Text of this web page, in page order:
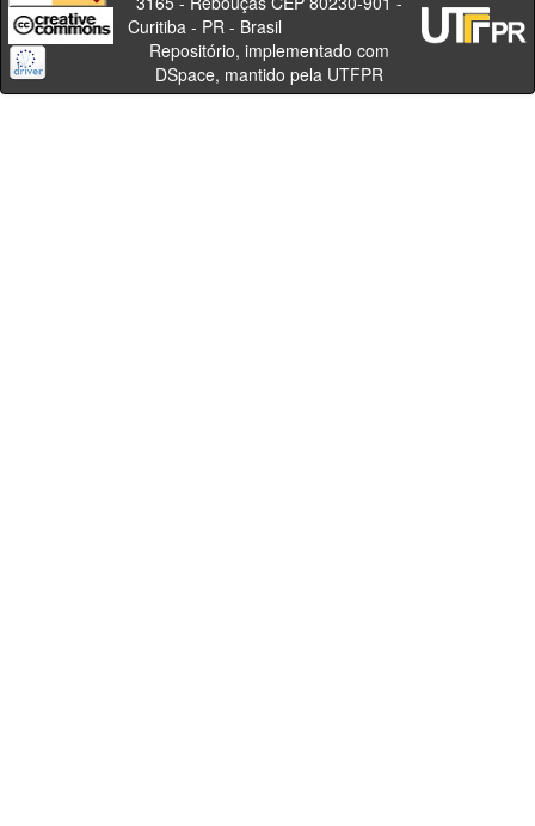
Curitiba - PR - Brasil
Repositório, implementado com
DSpace, mantido pela UTFPR